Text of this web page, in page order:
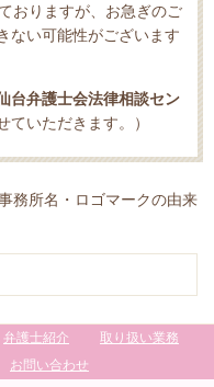
おりますが、お急ぎのご
ない可能性がございます
台弁護士会法律相談セン
ていただきます。）
務所名・ロゴマークの由来
弁護士紹介
取り扱い業務
お問い合わせ